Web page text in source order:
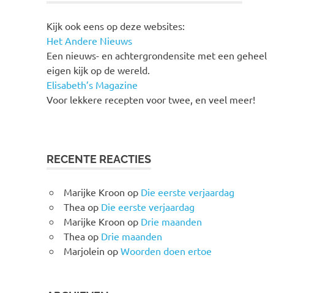
Kijk ook eens op deze websites:
Het Andere Nieuws
Een nieuws- en achtergrondensite met een geheel
eigen kijk op de wereld.
Elisabeth’s Magazine
Voor lekkere recepten voor twee, en veel meer!
RECENTE REACTIES
Marijke Kroon op Die eerste verjaardag
Thea op Die eerste verjaardag
Marijke Kroon op Drie maanden
Thea op Drie maanden
Marjolein op Woorden doen ertoe